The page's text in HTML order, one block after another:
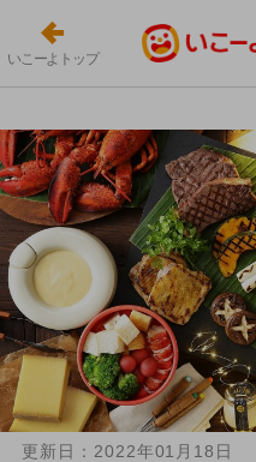
いこーよトップ
更新日： 2022年01月18日